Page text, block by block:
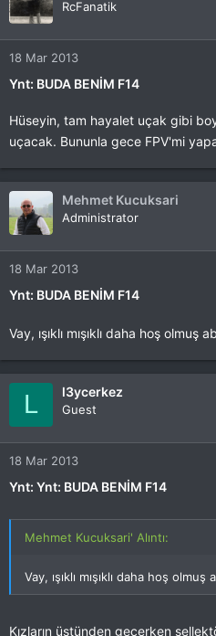
RcFanatik
18 Mar 2013
Ynt: BUDA BENİM F14
Hüseyin, tam hayalet uçak gibi
uçacak. Bununla gece FPV'mi
Mehmet Kucuksari
Administrator
18 Mar 2013
Ynt: BUDA BENİM F14
Vay, ışıklı mışıklı daha hoş olmuş
L l3ycerkez
Guest
18 Mar 2013
Ynt: Ynt: BUDA BENİM F14
Mehmet Kucuksari' Alıntı:
Vay, ışıklı mışıklı daha hoş olmuş
Kızların üstünden geçerken